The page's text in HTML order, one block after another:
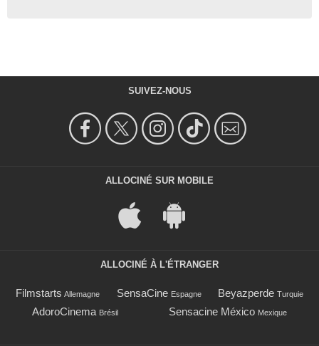
SUIVEZ-NOUS
ALLOCINÉ SUR MOBILE
ALLOCINÉ À L'ÉTRANGER
Filmstarts Allemagne SensaCine Espagne Beyazperde Turquie
AdoroCinema Brésil Sensacine México Mexique